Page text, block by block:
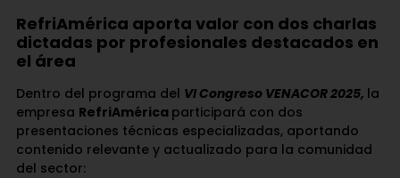
RefriAmérica aporta valor con dos charlas
dictadas por profesionales destacados en
el área
Dentro del programa del VI Congreso VENACOR 2025, la
empresa RefriAmérica participará con dos
presentaciones técnicas especializadas, aportando
contenido relevante y actualizado para la comunidad
del sector: